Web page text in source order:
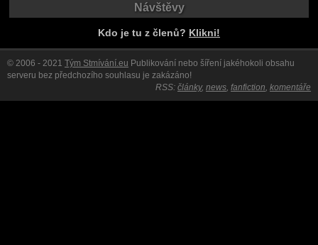
Návštěvy
Kdo je tu z členů? Klikni!
© 2006 - 2021 Tým Stmívání.eu Publikování nebo šíření jakéhokoli obsahu
serveru bez předchozího souhlasu je zakázáno!
RSS: články, news fanfiction komentáře